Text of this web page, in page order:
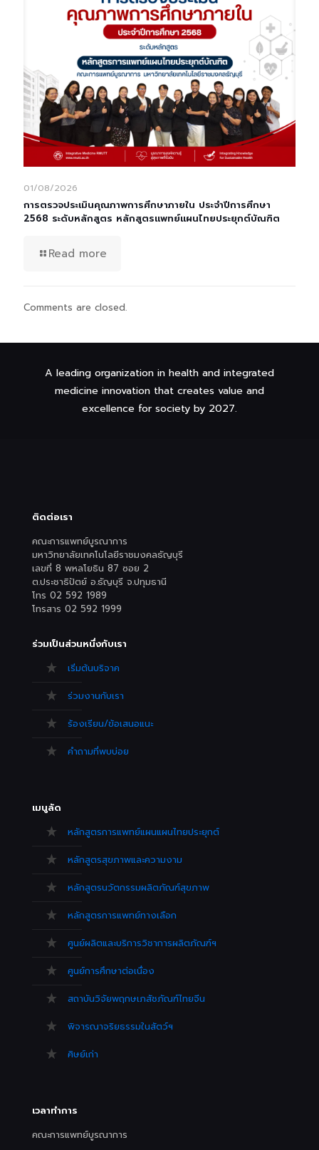
01/08/2026
การตรวจประเมินคุณภาพการศึกษาภายใน ประจำปีการศึกษา
2568 ระดับหลักสูตร หลักสูตรแพทย์แผนไทยประยุกต์บัณฑิต
Read more
Comments are closed.
A leading organization in health and integrated
medicine innovation that creates value and
excellence for society by 2027.
ติดต่อเรา
คณะการแพทย์บูรณาการ
มหาวิทยาลัยเทคโนโลยีราชมงคลธัญบุรี
เลขที่ 8 พหลโยธิน 87 ซอย 2
ต.ประชาธิปัตย์ อ.ธัญบุรี จ.ปทุมธานี
โทร 02 592 1989
โทรสาร 02 592 1999
ร่วมเป็นส่วนหนึ่งกับเรา
เริ่มต้นบริจาค
ร่วมงานกับเรา
ร้องเรียน/ข้อเสนอแนะ
คำถามที่พบบ่อย
เมนูลัด
หลักสูตรการแพทย์แผนแผนไทยประยุกต์
หลักสูตรสุขภาพและความงาม
หลักสูตรนวัตกรรมผลิตภัณฑ์สุขภาพ
หลักสูตรการแพทย์ทางเลือก
ศูนย์ผลิตและบริการวิชาการผลิตภัณฑ์ฯ
ศูนย์การศึกษาต่อเนื่อง
สถาบันวิจัยพฤกษเภสัชภัณฑ์ไทยจีน
พิจารณาจริยธรรมในสัตว์ฯ
ศิษย์เก่า
เวลาทำการ
คณะการแพทย์บูรณาการ